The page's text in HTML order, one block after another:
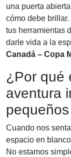
una puerta
cómo debe
tus herramientas
darle vida a la
Canadá – Copa
¿Por qué
aventura
Cuando nos
espacio en
No estamos